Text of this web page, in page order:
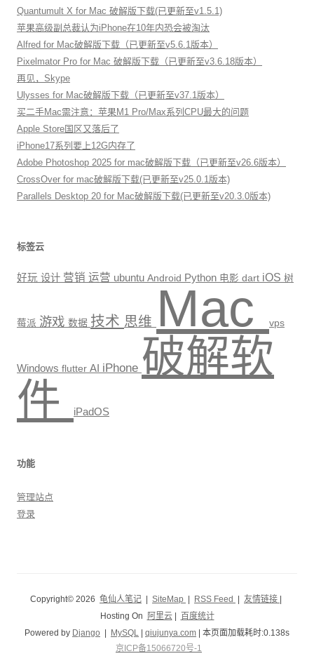
Quantumult X for Mac 破解版下载(已更新至v1.5.1)
苹果高级副总裁认为iPhone在10年内恐会被淘汰
Alfred for Mac破解版下载（已更新至v5.6.1版本）
Pixelmator Pro for Mac 破解版下载（已更新至v3.6.18版本）
再见，Skype
Ulysses for Mac破解版下载（已更新至v37.1版本）
买二手Mac需注意：苹果M1 Pro/Max系列CPU最大的问题
Apple Store国区又落后了
iPhone17系列要上12G内存了
Adobe Photoshop 2025 for mac破解版下载（已更新至v26.6版本）
CrossOver for mac破解版下载(已更新至v25.0.1版本)
Parallels Desktop 20 for Mac破解版下载(已更新至v20.3.0版本)
标签云
好玩 设计 营销 运营 ubuntu Android Python 电影 dart iOS 树
莓派 游戏 数据 技术 思维 Mac vps
Windows flutter AI iPhone 破解软
件
iPadOS
功能
管理站点
登录
Copyright© 2026 龟仙人笔记 SiteMap RSS Feed 友情链接
Hosting On
阿里云|
百度统计
Powered by Django MySQL qiujunya.com | 本页面加载耗时:0.138s
京ICP备15066720号-1